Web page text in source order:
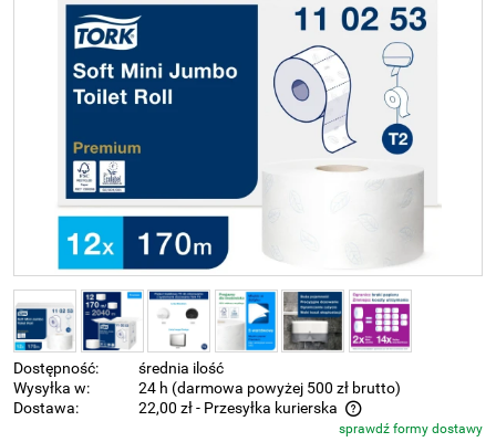
Dostępność:
średnia ilość
Wysyłka w:
24 h (darmowa powyżej 500 zł brutto)
Dostawa:
22,00 zł- Przesyłka kurierska
Cena nie zawiera ewentualnych kosztów płatnościsprawdź formy dostawy